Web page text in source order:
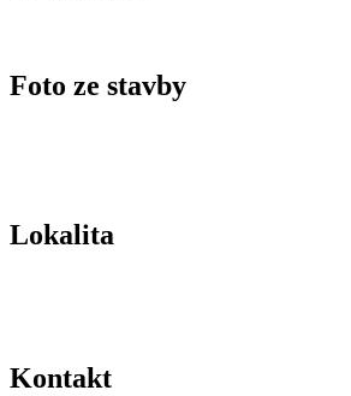
Foto ze stavby
Lokalita
Kontakt